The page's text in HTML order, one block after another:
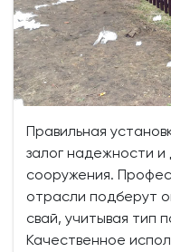
Правильная
залог надежности и
сооружения.
отрасли подберут
свай, учитывая тип
Качественное